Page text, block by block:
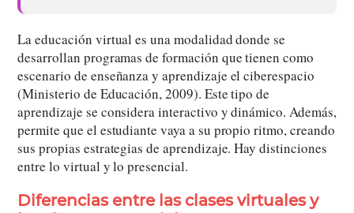
La educación virtual es una modalidad donde se
desarrollan programas de formación que tienen como
escenario de enseñanza y aprendizaje el ciberespacio
(Ministerio de Educación, 2009). Este tipo de
aprendizaje se considera interactivo y dinámico. Además,
permite que el estudiante vaya a su propio ritmo, creando
sus propias estrategias de aprendizaje. Hay distinciones
entre lo virtual y lo presencial.
Diferencias entre las clases virtualesy